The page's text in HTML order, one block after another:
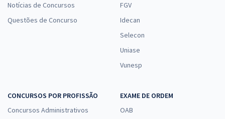
Notícias de Concursos
Questões de Concurso
FGV
Idecan
Selecon
Uniase
Vunesp
CONCURSOS POR PROFISSÃO
Concursos Administrativos
EXAME DE ORDEM
OAB